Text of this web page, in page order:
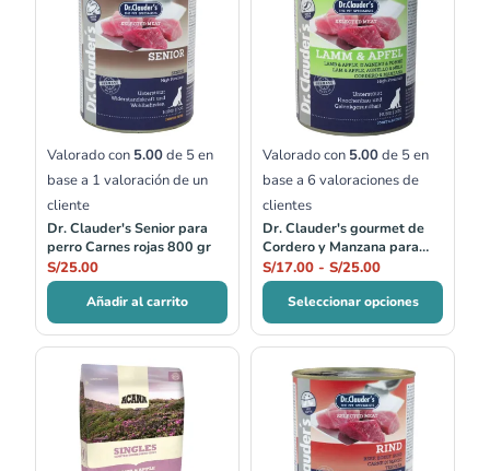
Valorado con 5.00de 5 en
base a 1 valoración de un
cliente
Dr. Clauder's Senior para
perro Carnes rojas 800 gr
S/25.00
Añadir al carrito
Valorado con 5.00de 5 en
base a 6 valoraciones de
clientes
Dr. Clauder's gourmet de
Cordero y Manzana para
perro 400 gr y 800 gr
S/17.00 - S/25.00
precios:
desde
S/17.00
hasta
S/25.00
Seleccionar opciones
de
precios:
desde
S/151.00
de
precios:
desde
S/17.00